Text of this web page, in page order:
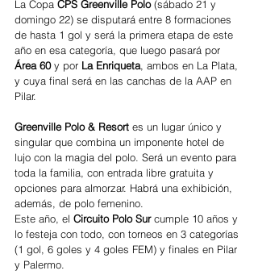
La Copa CPS Greenville Polo (sábado 21 y
domingo 22) se disputará entre 8 formaciones
de hasta 1 gol y será la primera etapa de este
año en esa categoría, que luego pasará por
Área 60 y por La Enriqueta, ambos en La Plata,
y cuya final será en las canchas de la AAP en
Pilar.
Greenville Polo & Resort es un lugar único y
singular que combina un imponente hotel de
lujo con la magia del polo. Será un evento para
toda la familia, con entrada libre gratuita y
opciones para almorzar. Habrá una exhibición,
además, de polo femenino.
Este año, el Circuito Polo Sur cumple 10 años y
lo festeja con todo, con torneos en 3 categorías
(1 gol, 6 goles y 4 goles FEM) y finales en Pilar
y Palermo.